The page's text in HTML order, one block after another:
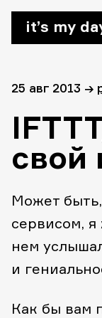
it’s my
25 авг 2013 →
свой
Может
сервисом,
нем
и
Как бы вам